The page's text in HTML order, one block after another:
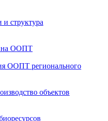
и структура
на ООПТ
ООПТ регионального
объектов